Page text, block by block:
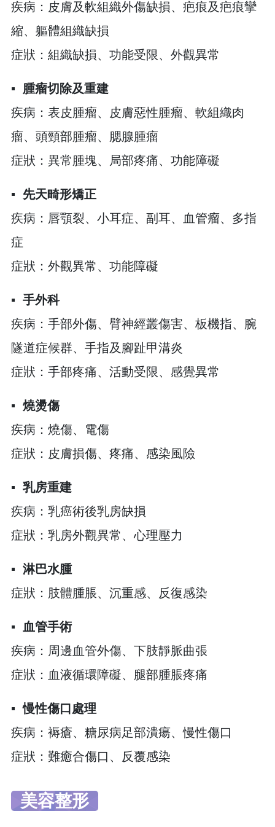
疾病：皮膚及軟組織外傷缺損、疤痕及疤痕攣
縮、軀體組織缺損
症狀：組織缺損、功能受限、外觀異常
▪︎ 腫瘤切除及重建
疾病：表皮腫瘤、皮膚惡性腫瘤、軟組織肉
瘤、頭頸部腫瘤、腮腺腫瘤
症狀：異常腫塊、局部疼痛、功能障礙
▪︎ 先天畸形矯正
疾病：唇顎裂、小耳症、副耳、血管瘤、多指
症
症狀：外觀異常、功能障礙
▪︎ 手外科
疾病：手部外傷、臂神經叢傷害、板機指、腕
隧道症候群、手指及腳趾甲溝炎
症狀：手部疼痛、活動受限、感覺異常
▪︎ 燒燙傷
疾病：燒傷、電傷
症狀：皮膚損傷、疼痛、感染風險
▪︎ 乳房重建
疾病：乳癌術後乳房缺損
症狀：乳房外觀異常、心理壓力
▪︎ 淋巴水腫
症狀：肢體腫脹、沉重感、反復感染
▪︎
血管手術
疾病：周邊血管外傷、下肢靜脈曲張
症狀：血液循環障礙、腿部腫脹疼痛
▪︎慢性傷口處理
疾病：褥瘡、糖尿病足部潰瘍、慢性傷口
症狀：難癒合傷口、反覆感染
美容整形